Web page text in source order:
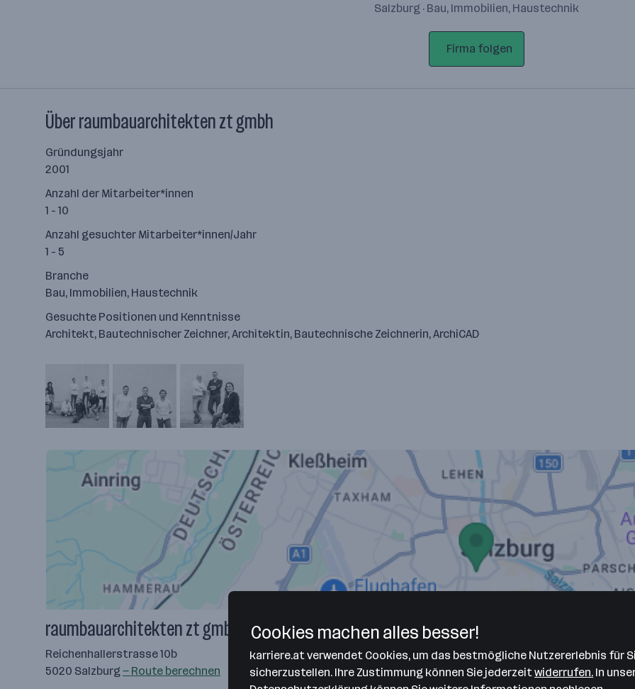
Salzburg · Bau, Immobilien, Haustechnik
Firma folgen
Über raumbauarchitekten zt gmbh
Gründungsjahr
2001
Anzahl der Mitarbeiter*innen
1 - 10
Anzahl gesuchter Mitarbeiter*innen/Jahr
1 - 5
Branche
Bau, Immobilien, Haustechnik
Gesuchte Positionen und Kenntnisse
Architekt, Bautechnischer Zeichner, Architektin, Bautechnische Zeichnerin, ArchiCAD
raumbauarchitekten zt gmbh
Reichenhallerstrasse 10b
5020 Salzburg — Route berechnen
Cookies machen alles besser!
karriere.at verwendet Cookies, um das bestmögliche Nutzererlebnis für
sicherzustellen. Ihre Zustimmung können Sie jederzeitwiderrufen. In